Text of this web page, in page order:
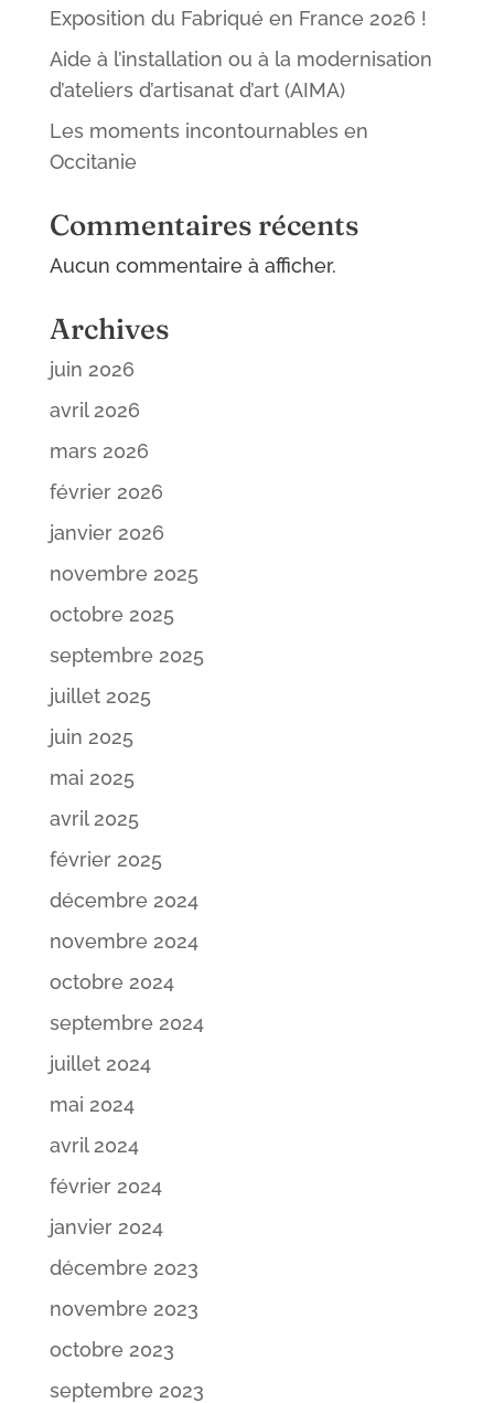
Exposition du Fabriqué en France 2026 !
Aide à l’installation ou à la modernisation
d’ateliers d’artisanat d’art (AIMA)
Les moments incontournables en
Occitanie
Commentaires récents
Aucun commentaire à afficher.
Archives
juin 2026
avril 2026
mars 2026
février 2026
janvier 2026
novembre 2025
octobre 2025
septembre 2025
juillet 2025
juin 2025
mai 2025
avril 2025
février 2025
décembre 2024
novembre 2024
octobre 2024
septembre 2024
juillet 2024
mai 2024
avril 2024
février 2024
janvier 2024
décembre 2023
novembre 2023
octobre 2023
septembre 2023